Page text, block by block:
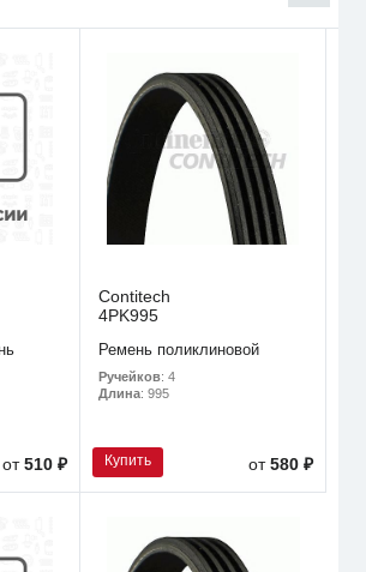
от510 ₽
Contitech
4PK995
Ремень поликлиновой
Ручейков: 4
Длина: 995
Купить от580 ₽